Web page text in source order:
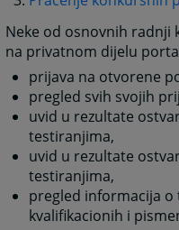
Neke od osnovnih radnji
na privatnom dijelu
prijava na otvorene
pregled svih svojih
uvid u rezultate
testiranjima,
uvid u rezultate
testiranjima,
pregled informacija
kvalifikacionih i